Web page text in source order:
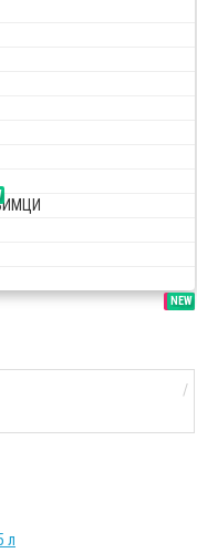
SALE
NEW